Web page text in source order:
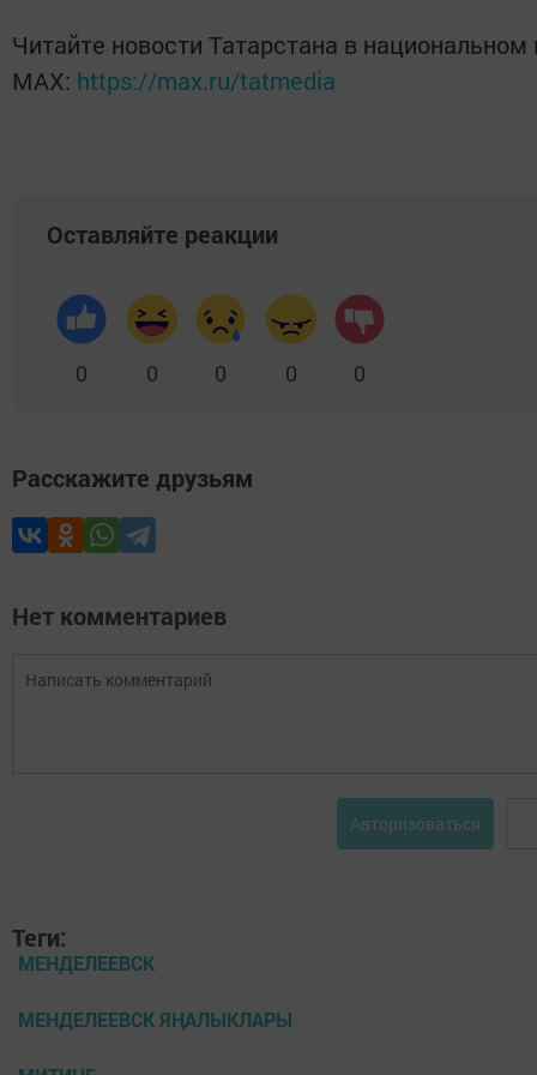
Читайте новости Татарстана в
MАХ: https://max.ru/tatmedia
Оставляйте реакции
0 0 0 0 0
Расскажите друзьям
Нет комментариев
Авторизоваться
Теги:
МЕНДЕЛЕЕВСК
МЕНДЕЛЕЕВСК ЯҢАЛЫКЛАРЫ